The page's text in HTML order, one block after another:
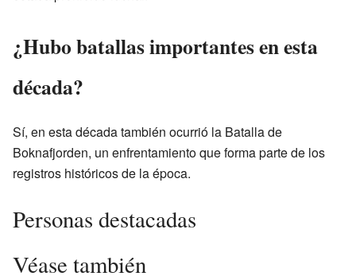
¿Hubo batallas importantes en esta
década?
Sí, en esta década también ocurrió la Batalla de
Boknafjorden, un enfrentamiento que forma parte de los
registros históricos de la época.
Personas destacadas
Véase también